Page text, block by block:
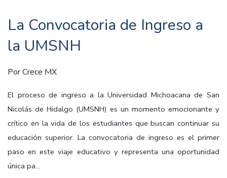
La Convocatoria de Ingreso a
la UMSNH
PorCrece MX
El proceso de ingreso a la Universidad Michoacana de San
Nicolás de Hidalgo (UMSNH) es un momento emocionante y
crítico en la vida de los estudiantes que buscan continuar su
educación superior. La convocatoria de ingreso es el primer
paso en este viaje educativo y representa una oportunidad
única pa...